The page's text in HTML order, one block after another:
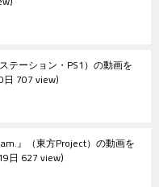
テーション・PS1）の動画を
707 view
』（東方Project）の動画を
日 627 view